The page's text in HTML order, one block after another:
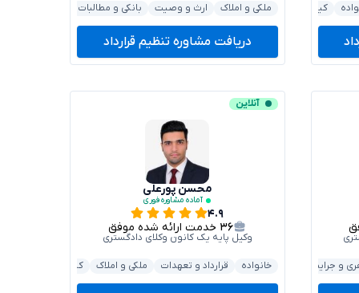
کیفری و جرایم خودرو و حمل‌ونقل
ملکی و املاک ارث و وصیت بانکی و مطالبات
دریافت مشاوره تنظیم قرارداد
و جرایم خانواده خودرو و حمل‌ونقل
آنلاین
محسن پورعلی
آماده مشاوره فوری
۴.۹
۳۶ خدمت ارائه شده موفق
وکیل پایه یک کانون وکلای دادگستری
خانواده قرارداد و تعهدات ملکی و املاک کیفری و جرایم